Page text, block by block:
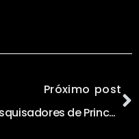
Próximo post
Pesquisadores de Princeton Fazem Crowdsourcing de Mapeamento Cerebral com Jogadores e Descobrem Seis Novos Tipos de Neurônios